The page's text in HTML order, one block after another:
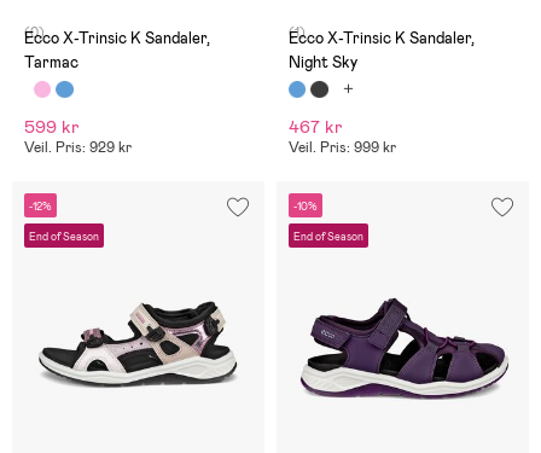
(0)
Ecco X-Trinsic K Sandaler,
Tarmac
599 kr
Veil. Pris: 929 kr
(1)
Ecco X-Trinsic K Sandaler,
Night Sky
467 kr
Veil. Pris: 999 kr
-12%
End of Season
-10%
End of Season